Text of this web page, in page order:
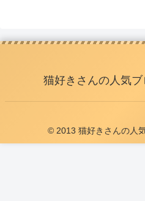
猫好きさんの人気
© 2013 猫好きさんの人